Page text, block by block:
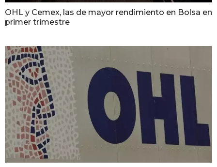
OHL y Cemex, las de mayor rendimiento en Bolsa en
primer trimestre